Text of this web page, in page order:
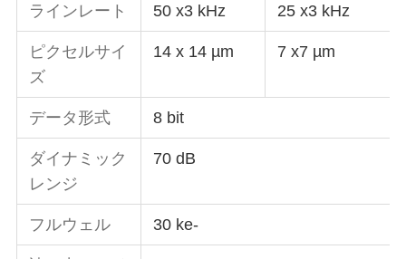
ラインレート 50 x3 kHz 25 x3 kHz
ピクセルサイ
ズ
14 x 14 µm 7 x7 µm
データ形式 8 bit
ダイナミック
レンジ
70 dB
フルウェル 30 ke-